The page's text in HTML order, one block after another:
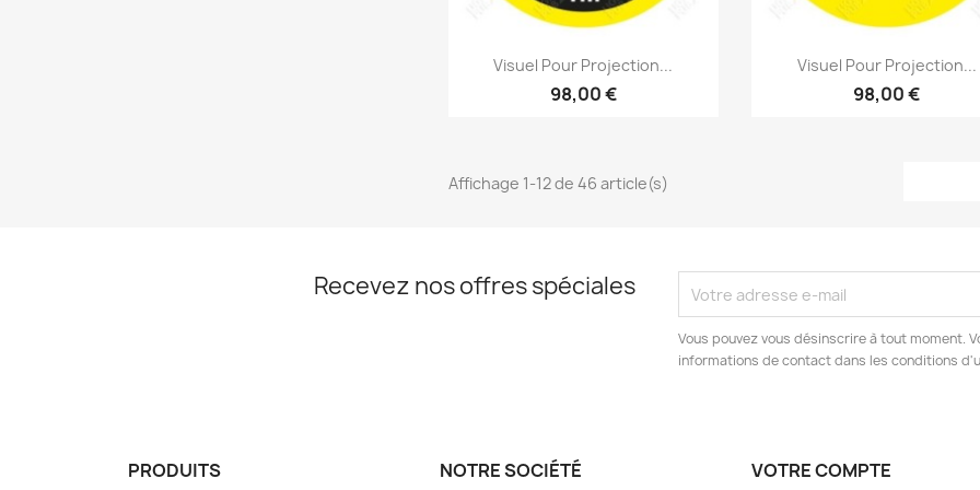
Visuel Pour Projection...
98,00 €
Aperçu rapide Visuel Pour Projection...
98,00 €
Aperçu rapide
Affichage 1-12 de 46 article(s)
Recevez nos offres spéciales
Vous pouvez vous désinscrire à tout moment.
informations de contact dans les conditions
PRODUITS NOTRE SOCIÉTÉ VOTRE COMPTE